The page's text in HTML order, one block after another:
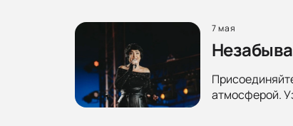
7 мая
атмосферой.